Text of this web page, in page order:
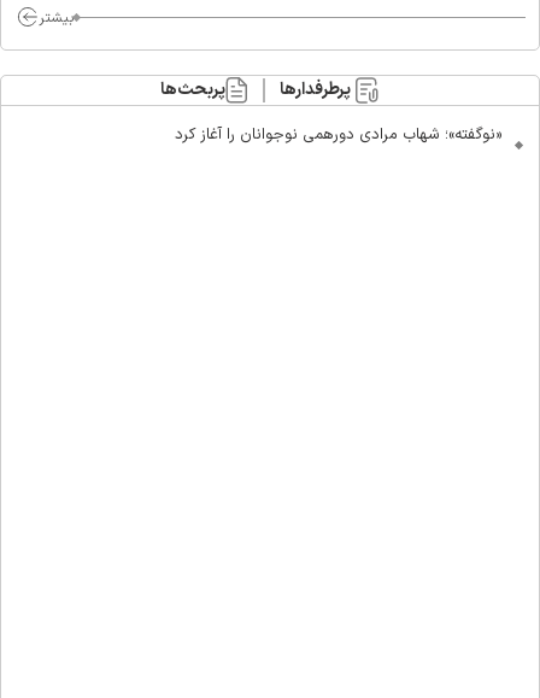
بیشتر
پرطرفدارها پربحث‌ها
«نوگفته»؛ شهاب مرادی دورهمی نوجوانان را آغاز کرد